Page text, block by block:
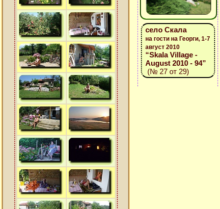
село Скала
на гости на Георги, 1-7
август 2010
“Skala Village -
August 2010 - 94”
(№ 27 от 29)